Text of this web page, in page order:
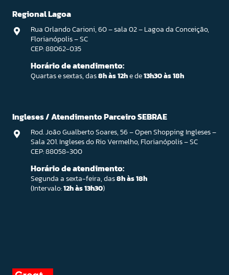
Regional Lagoa
Rua Orlando Carioni, 60 – sala 02 – Lagoa da Conceição,
Florianópolis – SC
CEP: 88062-035
Horário de atendimento:
Quartas e sextas, das8h às 12he de13h30 às 18h
Ingleses / Atendimento Parceiro SEBRAE
Rod. João Gualberto Soares, 56 – Open Shopping Ingleses –
Sala 201. Ingleses do Rio Vermelho, Florianópolis – SC
CEP: 88058-300
Horário de atendimento:
Segunda a sexta-feira, das8h às 18h
(Intervalo:12h às 13h30)